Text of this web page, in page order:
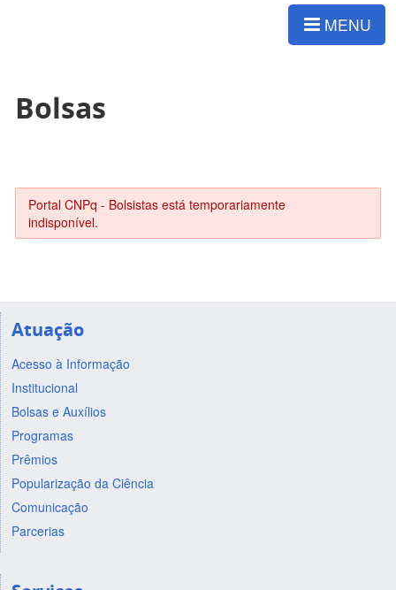
MENU
Bolsas
Portal CNPq - Bolsistas está temporariamente
indisponível.
Atuação
Acesso à Informação
Institucional
Bolsas e Auxílios
Programas
Prêmios
Popularização da Ciência
Comunicação
Parcerias